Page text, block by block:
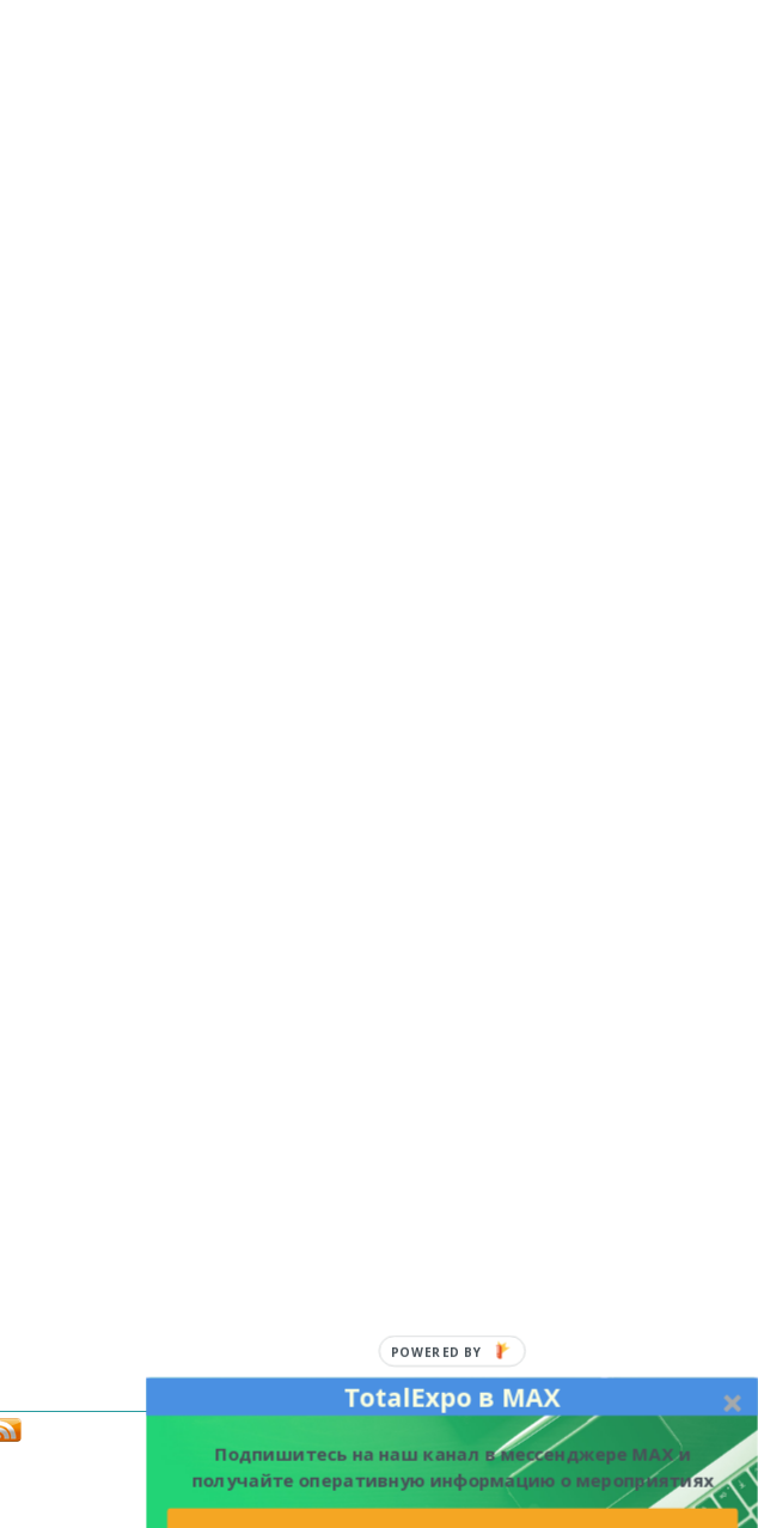
TotalExpo в MAX
Подпишитесь на наш канал в мессенджере MAX и
получайте оперативную информацию о мероприятиях
POWERED BY